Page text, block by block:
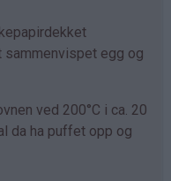
egg og
ved 200°C i ca. 20
da ha puffet opp og